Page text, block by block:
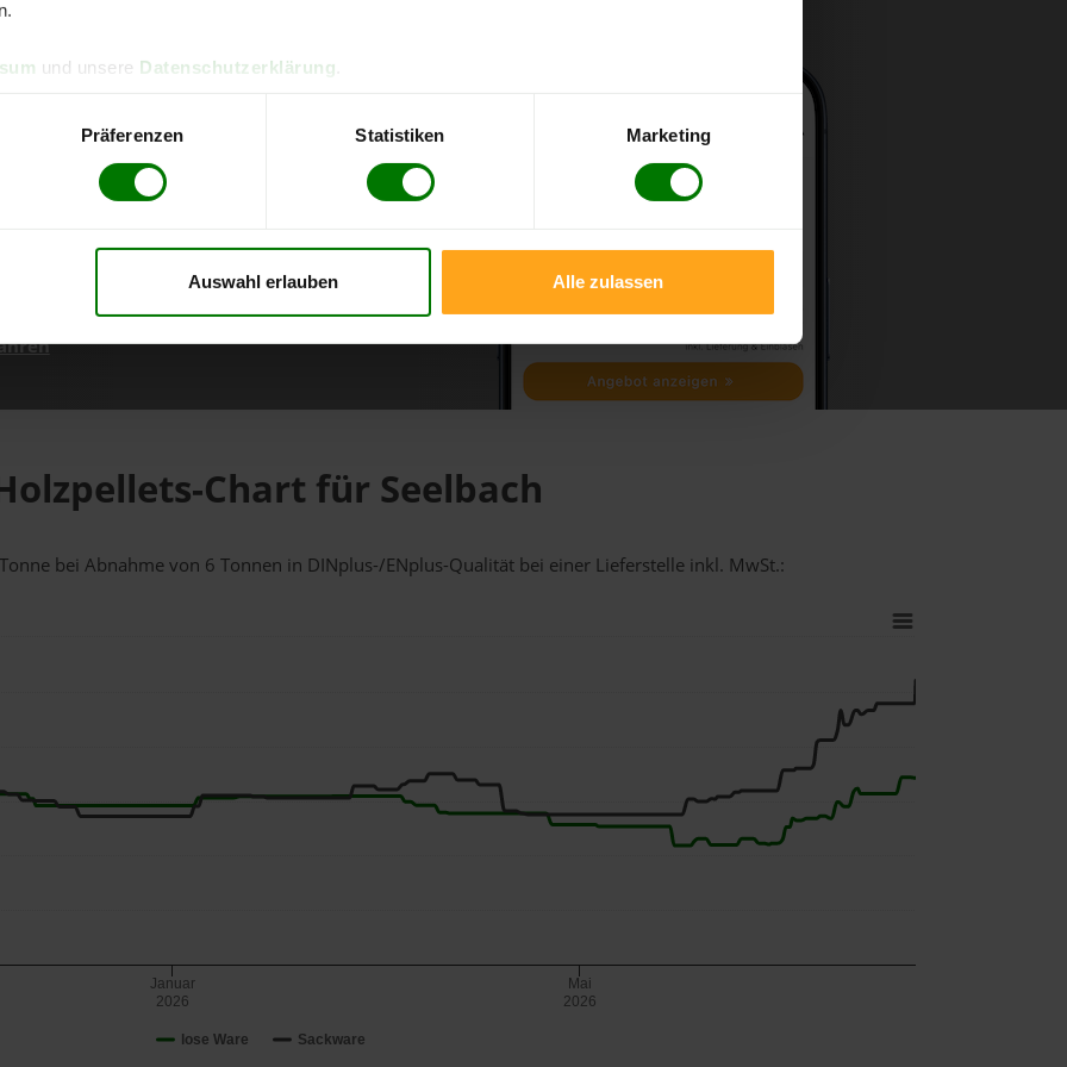
und unsere Datenschutzerklärung
Präferenzen Statistiken Marketing
Auswahl erlauben Alle zulassen
direkt online bestellen
aktuellen Stand
Chart für Seelbach
bei Abnahmevon 6 Tonnen in DINplus-/ENplus-Qualität bei einer Lieferstelle inkl. MwSt.:
lose Ware Sackware
Januar
2026
Mai
2026